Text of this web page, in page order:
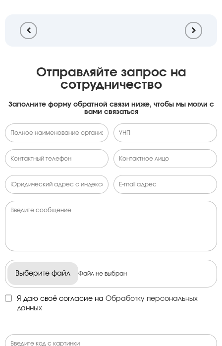
Отправляйте запрос на
сотрудничество
Заполните форму обратной связи ниже, чтобы мы могли с
вами связаться
Выберите файл Файл не выбран
Я даю своё согласие наОбработку персональных
данных